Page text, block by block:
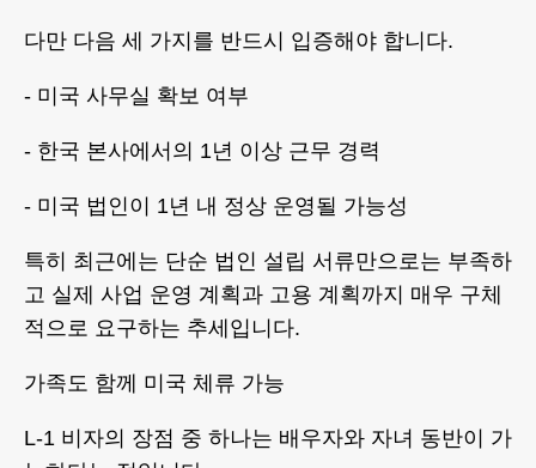
다만 다음 세 가지를 반드시 입증해야 합니다.
- 미국 사무실 확보 여부
- 한국 본사에서의 1년 이상 근무 경력
- 미국 법인이 1년 내 정상 운영될 가능성
특히 최근에는 단순 법인 설립 서류만으로는 부족하
고 실제 사업 운영 계획과 고용 계획까지 매우 구체
적으로 요구하는 추세입니다.
가족도 함께 미국 체류 가능
L-1 비자의 장점 중 하나는 배우자와 자녀 동반이 가